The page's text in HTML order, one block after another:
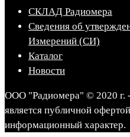
СКЛАД Радиомера
Сведения об
Измерений (СИ)
Каталог
Новости
ООО "Радиомера" © 2020 г.
является публичной
информационный характер.